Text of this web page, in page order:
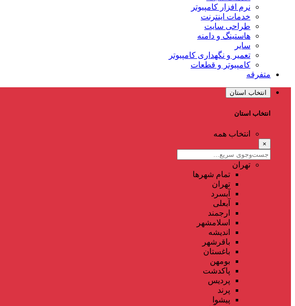
نرم افزار کامپیوتر
خدمات اینترنت
طراحی سایت
هاستینگ و دامنه
سایر
تعمیر و نگهداری کامپیوتر
کامپیوتر و قطعات
متفرقه
انتخاب استان
انتخاب استان
انتخاب همه
×
تهران
تمام شهر‌ها
تهران
آبسرد
آبعلی
ارجمند
اسلامشهر
اندیشه
باقرشهر
باغستان
بومهن
پاکدشت
پردیس
پرند
پیشوا